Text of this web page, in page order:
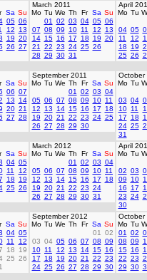
Sa Su
05 06
12
13
19 20
26 27
March 2011
Mo Tu We Th Fr Sa Su
01
02 03 04 05 06
07 08 09 10 11 12
13
14 15 16 17 18 19 20
21
22 23 24 25 26
28 29 30 31
April
Mo Tu
04 05
11
12
18
19
25 26
Sa Su
06 07
13
14
20 21
27 28
September 2011
Mo Tu We Th Fr Sa Su
01
02 03 04
05 06 07 08 09 10 11
12
13 14 15 16 17
18
19 20 21 22 23 24 25
26 27 28 29 30
October
Mo Tu
03 04
10 11
17
18
24 25
31
Sa Su
04 05
11
12
18
19
25 26
March 2012
Mo Tu We Th Fr Sa Su
01
02 03 04
05 06 07 08 09 10 11
12
13 14 15 16 17
18
19 20 21 22 23 24
26 27 28 29 30 31
April
Mo Tu
02 03
09
10
16
17
23 24
30
Sa Su
04 05
11
12
18
19
25 26
September 2012
Mo Tu We Th Fr Sa Su
01
02
03 04 05 06 07 08 09
10 11 12 13 14 15 16
17
18 19 20 21 22 23
24 25 26 27 28 29 30
October
Mo Tu
01
02
08 09
15 16
22 23
29 30